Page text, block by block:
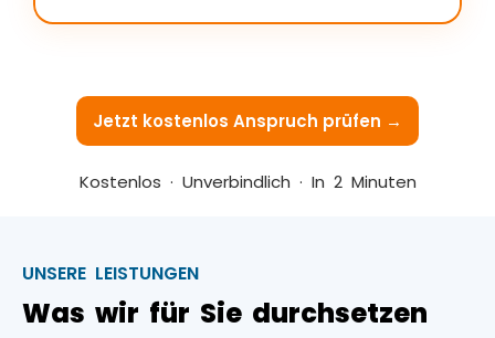
Jetzt kostenlos Anspruch prüfen →
Kostenlos · Unverbindlich · In 2 Minuten
UNSERE LEISTUNGEN
Was wir für Sie durchsetzen